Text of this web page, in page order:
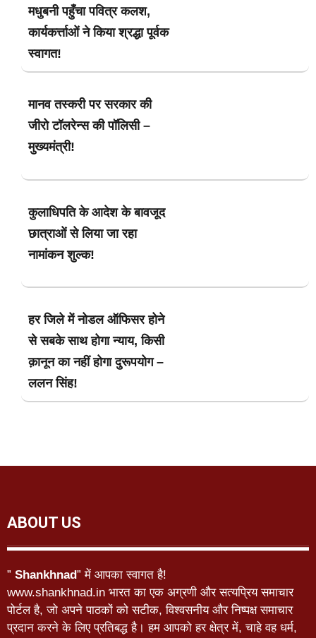
मधुबनी पहुँचा पवित्र कलश,
कार्यकर्त्ताओं ने किया श्रद्धा पूर्वक
स्वागत!
मानव तस्करी पर सरकार की
जीरो टॉलरेन्स की पॉलिसी –
मुख्यमंत्री!
कुलाधिपति के आदेश के बावजूद
छात्राओं से लिया जा रहा
नामांकन शुल्क!
हर जिले में नोडल ऑफिसर होने
से सबके साथ होगा न्याय, किसी
क़ानून का नहीं होगा दुरूपयोग –
ललन सिंह!
ABOUT US
” Shankhnad” में आपका स्वागत है!
www.shankhnad.in भारत का एक अग्रणी और सत्यप्रिय समाचार
पोर्टल है, जो अपने पाठकों को सटीक, विश्वसनीय और निष्पक्ष समाचार
प्रदान करने के लिए प्रतिबद्ध है। हम आपको हर क्षेत्र में, चाहे वह धर्म,